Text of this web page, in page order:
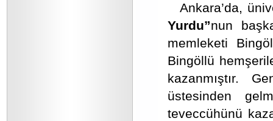
Ankara’da,
Yurdu”nun
memleketi
Bingöllü
kazanmıştır.
üstesinden
teveccühünü